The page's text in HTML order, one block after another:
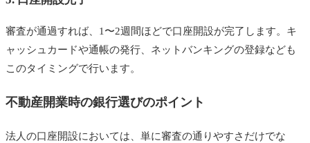
審査が通過すれば、1〜2週間ほどで口座開設が完了します。キ
ャッシュカードや通帳の発行、ネットバンキングの登録なども
このタイミングで行います。
不動産開業時の銀行選びのポイント
法人の口座開設においては、単に審査の通りやすさだけでな